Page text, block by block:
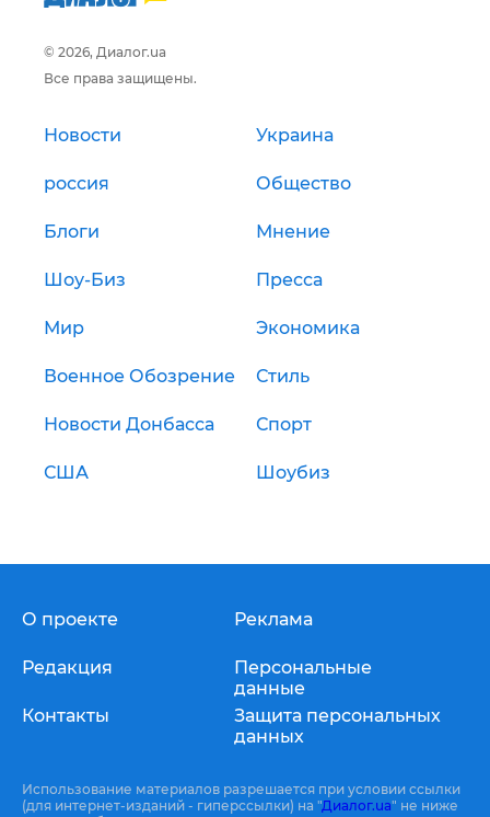
© 2026, Диалог.ua
Все права защищены.
Новости Украина
россия Общество
Блоги Мнение
Шоу-Биз Пресса
Мир Экономика
Военное Обозрение Стиль
Новости Донбасса Спорт
США Шоубиз
О проекте
Редакция
Контакты
Реклама
Персональные
данные
Защита персональных
данных
Использование материалов разрешается при условии ссылки
(для интернет-изданий - гиперссылки) на "Диалог.ua" не ниже